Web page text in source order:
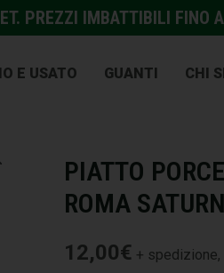
PREZZI IMBATTIBILI FINO
E USATO GUANTI CHI
PIATTO
ROMA
12,00€ +